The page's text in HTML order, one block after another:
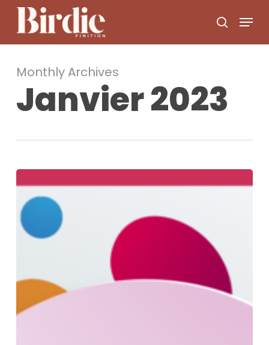
search
Menu
Monthly Archives
Janvier 2023